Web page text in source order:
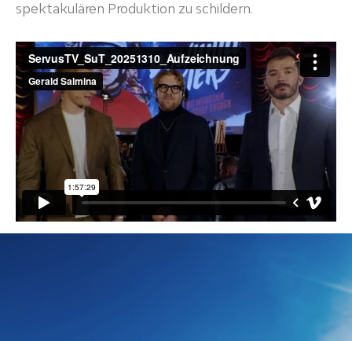
spektakulären Produktion zu schildern.